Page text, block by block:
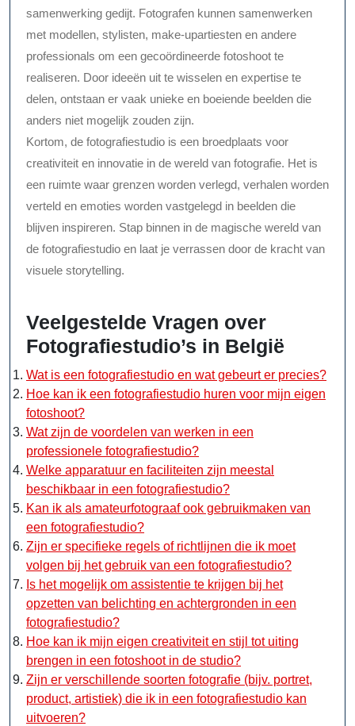
samenwerking gedijt. Fotografen kunnen samenwerken
met modellen, stylisten, make-upartiesten en andere
professionals om een gecoördineerde fotoshoot te
realiseren. Door ideeën uit te wisselen en expertise te
delen, ontstaan er vaak unieke en boeiende beelden die
anders niet mogelijk zouden zijn.
Kortom, de fotografiestudio is een broedplaats voor
creativiteit en innovatie in de wereld van fotografie. Het is
een ruimte waar grenzen worden verlegd, verhalen worden
verteld en emoties worden vastgelegd in beelden die
blijven inspireren. Stap binnen in de magische wereld van
de fotografiestudio en laat je verrassen door de kracht van
visuele storytelling.
Veelgestelde Vragen over
Fotografiestudio’s in België
Wat is een fotografiestudio en wat gebeurt er precies?
Hoe kan ik een fotografiestudio huren voor mijn eigen
fotoshoot?
Wat zijn de voordelen van werken in een
professionele fotografiestudio?
Welke apparatuur en faciliteiten zijn meestal
beschikbaar in een fotografiestudio?
Kan ik als amateurfotograaf ook gebruikmaken van
een fotografiestudio?
Zijn er specifieke regels of richtlijnen die ik moet
volgen bij het gebruik van een fotografiestudio?
Is het mogelijk om assistentie te krijgen bij het
opzetten van belichting en achtergronden in een
fotografiestudio?
Hoe kan ik mijn eigen creativiteit en stijl tot uiting
brengen in een fotoshoot in de studio?
Zijn er verschillende soorten fotografie (bijv. portret,
product, artistiek) die ik in een fotografiestudio kan
uitvoeren?